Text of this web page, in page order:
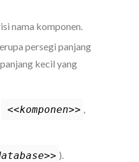
nama komponen.
persegi panjang
kecil yang
<<komponen>> ,
).